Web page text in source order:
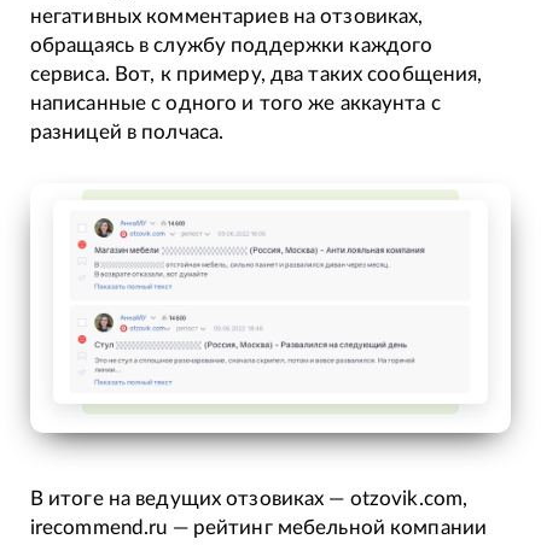
негативных комментариев на отзовиках,
обращаясь в службу поддержки каждого
сервиса. Вот, к примеру, два таких сообщения,
написанные с одного и того же аккаунта с
разницей в полчаса.
В итоге на ведущих отзовиках — otzovik.com,
irecommend.ru — рейтинг мебельной компании